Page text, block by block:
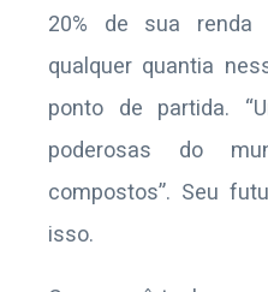
20% de sua renda
qualquer quantia
ponto de partida.
poderosas do
compostos”. Seu
isso.